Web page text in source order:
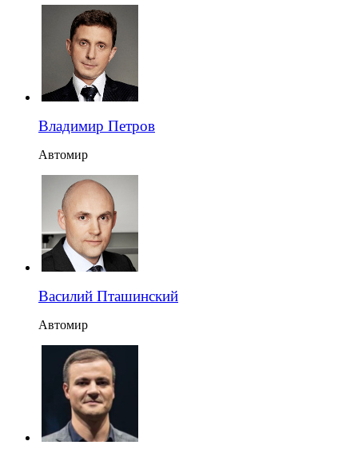
Владимир Петров
Автомир
Василий Пташинский
Автомир